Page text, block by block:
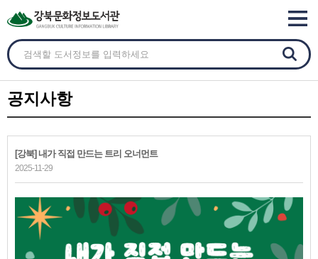
공지사항
[강북] 내가 직접 만드는 트리 오너먼트
2025-11-29